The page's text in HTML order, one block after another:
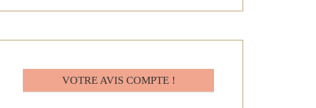
VOTRE AVIS COMPTE !